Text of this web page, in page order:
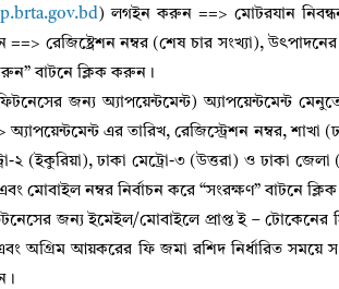
) লগইন করুন ==> মোটরযান
রেজিষ্ট্রেশন নম্বর (শেষ চার সংখ্যা),
বাটনে ক্লিক করুন।
জন্য অ্যাপয়েন্টমেন্ট) অ্যাপয়েন্টমেন্ট
এর তারিখ, রেজিস্ট্রেশন নম্বর,
২ (ইকুরিয়া), ঢাকা মেট্রো-৩ (উত্তরা) ও ঢাকা
মোবাইল নম্বর নির্বাচন করে “সংরক্ষণ” বাটনে
জন্য ইমেইল/মোবাইলে প্রাপ্ত ই –
অগ্রিম আয়করের ফি জমা রশিদ নির্ধারিত সময়ে